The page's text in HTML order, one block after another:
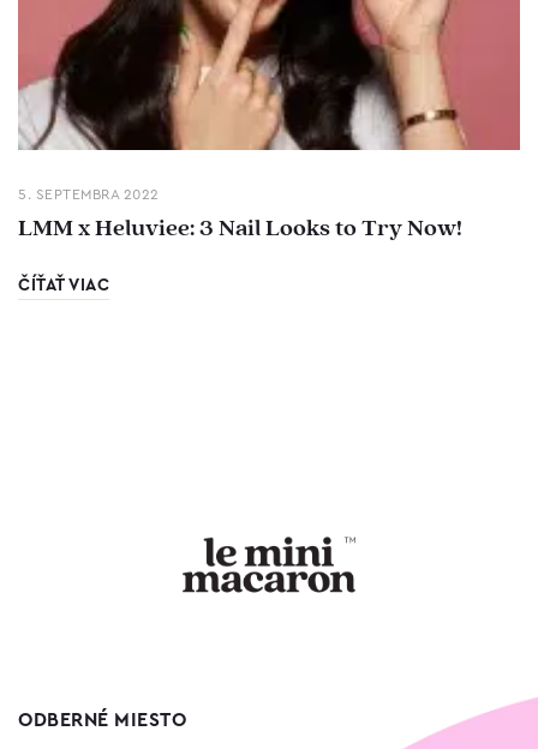
5. SEPTEMBRA 2022
LMM x Heluviee: 3 Nail Looks to Try Now!
ČÍŤAŤ VIAC
ODBERNÉ MIESTO